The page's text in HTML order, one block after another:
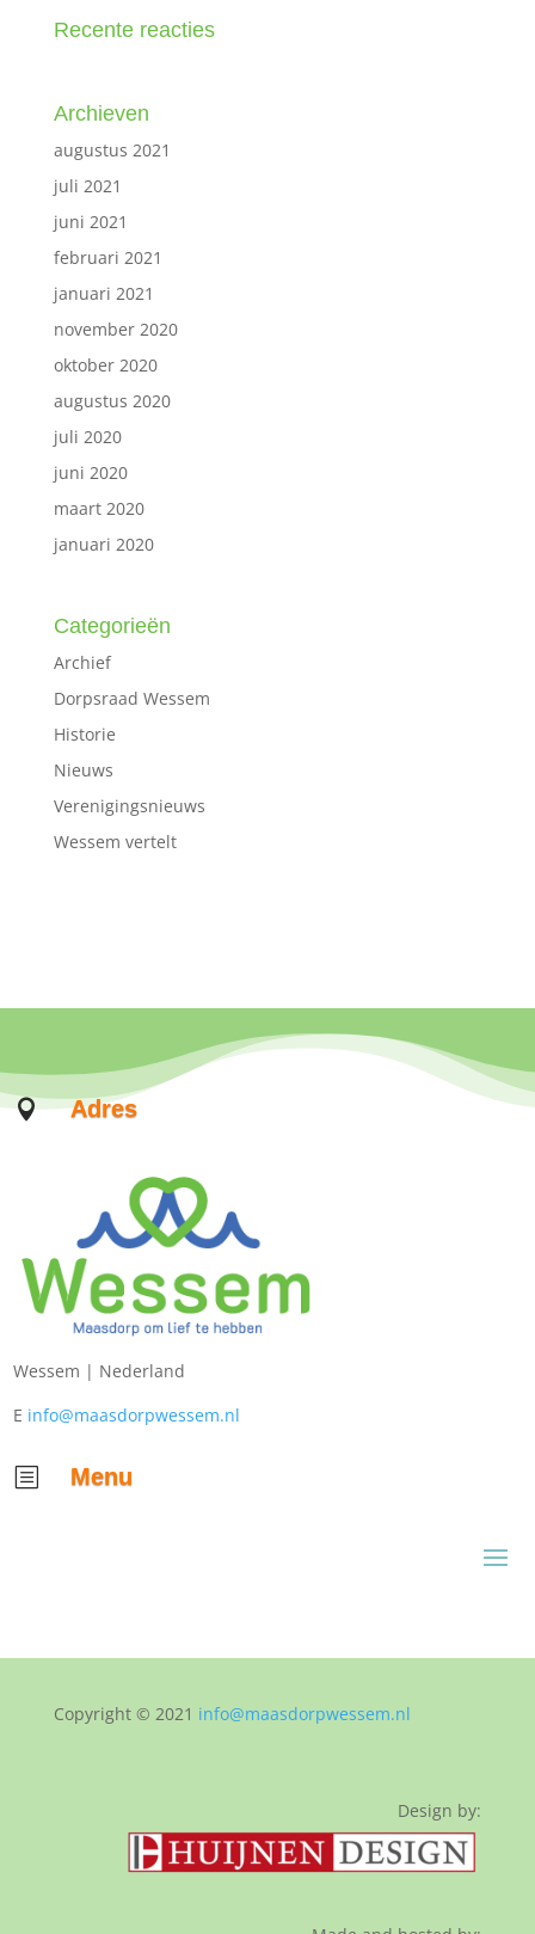
Recente reacties
Archieven
augustus 2021
juli 2021
juni 2021
februari 2021
januari 2021
november 2020
oktober 2020
augustus 2020
juli 2020
juni 2020
maart 2020
januari 2020
Categorieën
Archief
Dorpsraad Wessem
Historie
Nieuws
Verenigingsnieuws
Wessem vertelt
 Adres
Wessem | Nederland
E info@maasdorpwessem.nl
b Menu
Copyright © 2021 info@maasdorpwessem.nl
Design by: